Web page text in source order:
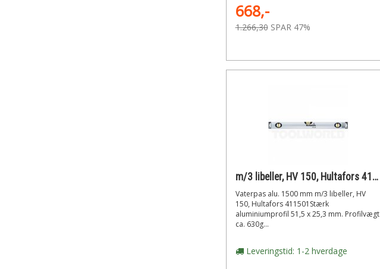
668,-
1.266,30 SPAR 47%
m/3 libeller, HV 150, Hultafors 411501 Vaterpas alu. 1500 mm
Vaterpas alu. 1500 mm m/3 libeller, HV
150, Hultafors 411501Stærk
aluminiumprofil 51,5 x 25,3 mm. Profilvægt
ca. 630g...
Leveringstid: 1-2 hverdage